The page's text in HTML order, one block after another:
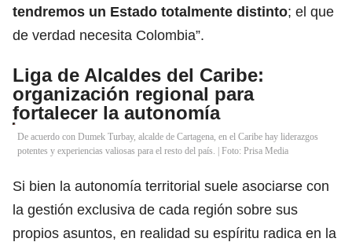
tendremos un Estado totalmente distinto; el que
de verdad necesita Colombia”.
Liga de Alcaldes del Caribe:
organización regional para
fortalecer la autonomía
De acuerdo con Dumek Turbay, alcalde de Cartagena, en el Caribe hay liderazgos
potentes y experiencias valiosas para el resto del país. | Foto: Prisa Media
Si bien la autonomía territorial suele asociarse con
la gestión exclusiva de cada región sobre sus
propios asuntos, en realidad su espíritu radica en la